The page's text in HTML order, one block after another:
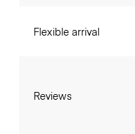
Flexible arrival
Reviews